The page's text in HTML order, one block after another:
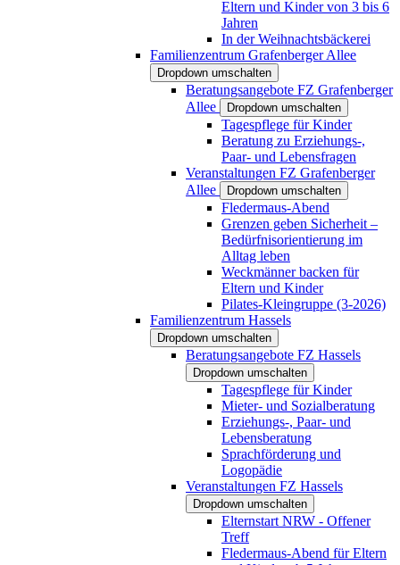
Eltern und Kinder von 3 bis 6
Jahren
In der Weihnachtsbäckerei
Familienzentrum Grafenberger Allee
Dropdown umschalten
Beratungsangebote FZ Grafenberger
Allee
Dropdown umschalten
Tagespflege für Kinder
Beratung zu Erziehungs-,
Paar- und Lebensfragen
Veranstaltungen FZ Grafenberger
Allee
Dropdown umschalten
Fledermaus-Abend
Grenzen geben Sicherheit –
Bedürfnisorientierung im
Alltag leben
Weckmänner backen für
Eltern und Kinder
Pilates-Kleingruppe (3-2026)
Familienzentrum Hassels
Dropdown umschalten
Beratungsangebote FZ Hassels
Dropdown umschalten
Tagespflege für Kinder
Mieter- und Sozialberatung
Erziehungs-, Paar- und
Lebensberatung
Sprachförderung und
Logopädie
Veranstaltungen FZ Hassels
Dropdown umschalten
Elternstart NRW - Offener
Treff
Fledermaus-Abend für Eltern